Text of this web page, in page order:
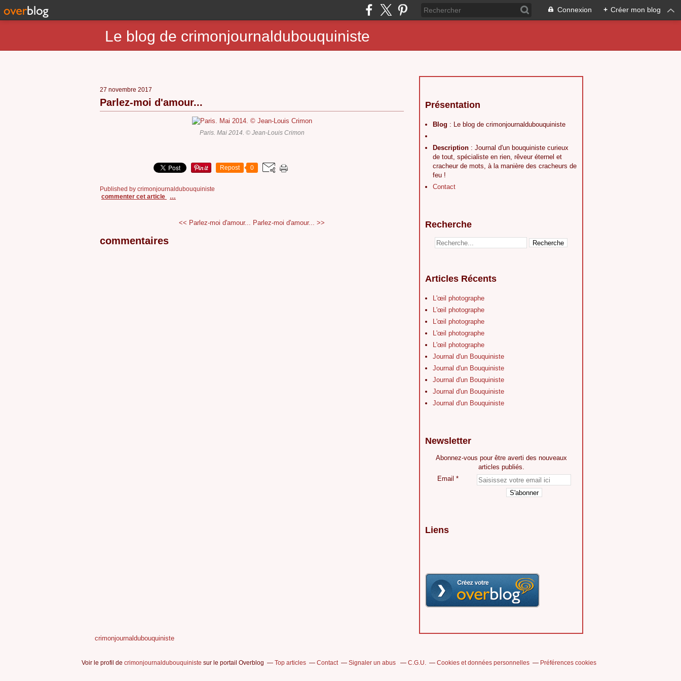
Connexion + Créer mon blog
Le blog de crimonjournaldubouquiniste
27 novembre 2017
Parlez-moi d'amour...
Paris. Mai 2014. © Jean-Louis Crimon
Repost 0
Published by crimonjournaldubouquiniste
commenter cet article
…
<< Parlez-moi d'amour... Parlez-moi d'amour... >>
commentaires
Présentation
Blog : Le blog de crimonjournaldubouquiniste
Description : Journal d'un bouquiniste curieux
de tout, spécialiste en rien, rêveur éternel et
cracheur de mots, à la manière des cracheurs de
feu !
Contact
Recherche
Articles Récents
L'œil photographe
L'œil photographe
L'œil photographe
L'œil photographe
L'œil photographe
Journal d'un Bouquiniste
Journal d'un Bouquiniste
Journal d'un Bouquiniste
Journal d'un Bouquiniste
Journal d'un Bouquiniste
Newsletter
Abonnez-vous pour être averti des nouveaux
articles publiés.
Email
Liens
crimonjournaldubouquiniste
Voir le profil de crimonjournaldubouquiniste sur le portail Overblog Top articles Contact Signaler un abus C.G.U. Cookies et données personnelles Préférences cookies